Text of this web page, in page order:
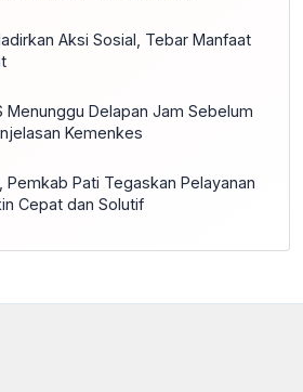
Aksi Sosial, Tebar Manfaat
Menunggu Delapan Jam Sebelum
Kemenkes
Pati Tegaskan Pelayanan
Cepat dan Solutif